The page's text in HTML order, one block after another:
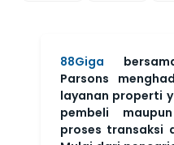
88Giga
Parsons
layanan properti
pembeli
proses transaksi